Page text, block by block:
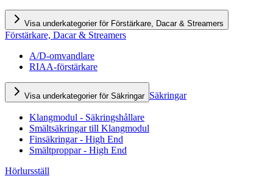
Visa underkategorier för Förstärkare, Dacar & Streamers
Förstärkare, Dacar & Streamers
A/D-omvandlare
RIAA-förstärkare
Visa underkategorier för Säkringar Säkringar
Klangmodul - Säkringshållare
Smältsäkringar till Klangmodul
Finsäkringar - High End
Smältproppar - High End
Hörlursställ